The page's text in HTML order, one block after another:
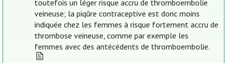
toutefois un léger risque accru de thromboembolie
veineuse; la piqûre contraceptive est donc moins
indiquée chez les femmes à risque fortement accru de
thrombose veineuse, comme par exemple les
femmes avec des antécédents de thromboembolie.